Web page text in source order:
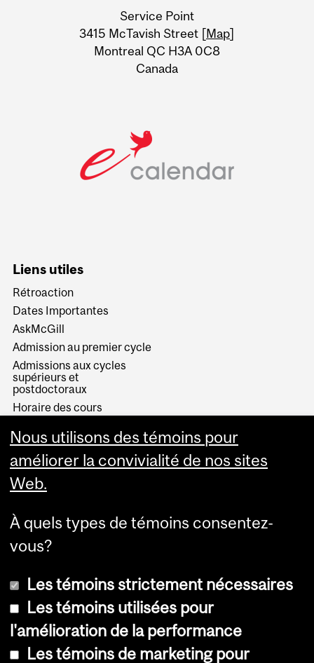
Information
Service Point
3415 McTavish Street [Map]
Montreal QC H3A 0C8
Canada
Liens utiles
Rétroaction
Dates Importantes
AskMcGill
Admission au premier cycle
Admissions aux cycles
supérieurs et
postdoctoraux
Horaire des cours
Services aux étudiants
© Université McGill, 2026
Nous utilisons des témoins pour
améliorer la convivialité de nos sites
Web.
À quels types de témoins consentez-
vous?
Les témoins strictement nécessaires
Les témoins utilisées pour
l'amélioration de la performance
Les témoins de marketing pour